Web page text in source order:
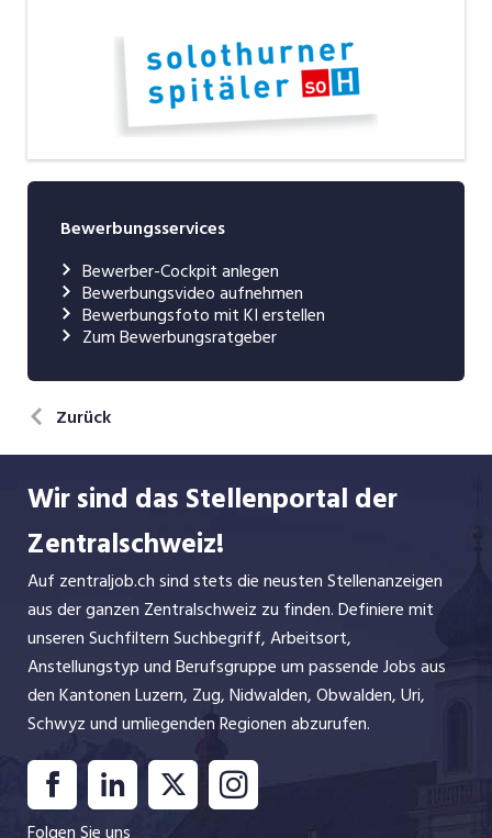
Bewerbungsservices
Bewerber-Cockpit anlegen
Bewerbungsvideo aufnehmen
Bewerbungsfoto mit KI erstellen
Zum Bewerbungsratgeber
Zurück
Wir sind das Stellenportal der
Zentralschweiz!
Auf zentraljob.ch sind stets die neusten Stellenanzeigen
aus der ganzen Zentralschweiz zu finden. Definiere mit
unseren Suchfiltern Suchbegriff, Arbeitsort,
Anstellungstyp und Berufsgruppe um passende Jobs aus
den Kantonen Luzern, Zug, Nidwalden, Obwalden, Uri,
Schwyz und umliegenden Regionen abzurufen.